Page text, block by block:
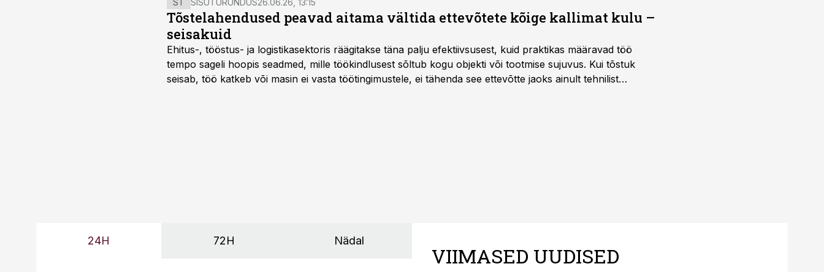
ST SISUTURUNDUS26.06.26, 13:15
Tõstelahendused peavad aitama vältida ettevõtete kõige kallimat kulu –
seisakuid
Ehitus-, tööstus- ja logistikasektoris räägitakse täna palju efektiivsusest, kuid praktikas määravad töö
tempo sageli hoopis seadmed, mille töökindlusest sõltub kogu objekti või tootmise sujuvus. Kui tõstuk
seisab, töö katkeb või masin ei vasta töötingimustele, ei tähenda see ettevõtte jaoks ainult tehnilist
24H 72H Nädal
VIIMASED UUDISED